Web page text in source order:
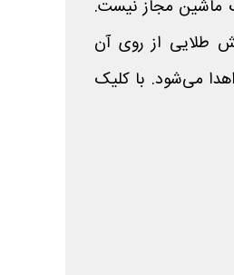
ماشین مجاز نیست.
طلایی از روی آن
برداشته شده و معادل آن 15 گرم طلا همراه با پژو 207 اهدا می‌شود. با کلیک